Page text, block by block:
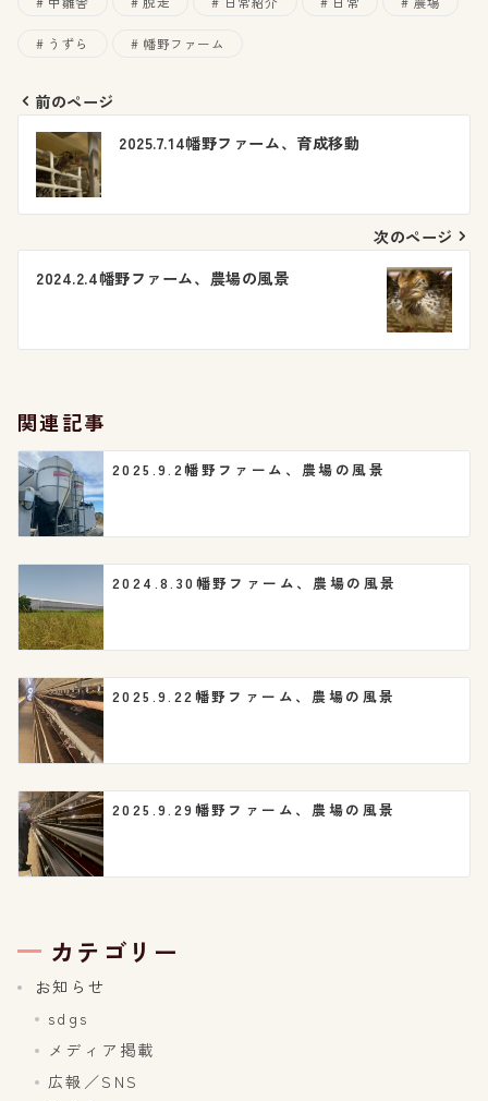
うずら 幡野ファーム
投
稿
ビ
シ
ョ
ン
前のページ
2025.7.14幡野ファーム、育成移動
次のページ
2024.2.4幡野ファーム、農場の風景
関連記事
2025.9.2幡野ファーム、農場の風景
2024.8.30幡野ファーム、農場の風景
2025.9.22幡野ファーム、農場の風景
2025.9.29幡野ファーム、農場の風景
カテゴリー
お知らせ
sdgs
メディア掲載
広報／SNS